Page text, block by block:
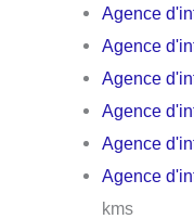
Agence
Agence
Agence
Agence
Agence
Agence
kms